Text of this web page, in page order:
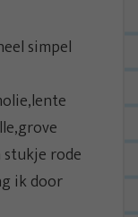
simpel
rode
ik door